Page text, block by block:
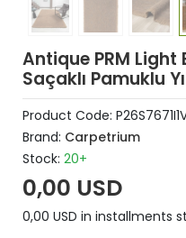
Antique PRM
Saçaklı Pamuklu
Product Code:
Brand: Carpetrium
Stock: 20+
0,00 USD
0,00 USD in installments